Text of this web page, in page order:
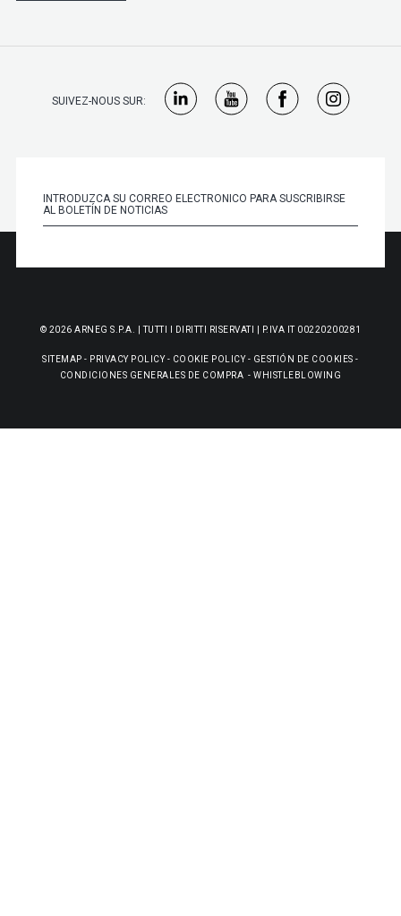
SUIVEZ-NOUS SUR:
© 2026 ARNEG S.P.A. | TUTTI I DIRITTI RISERVATI | P.IVA IT 00220200281
SITEMAP - PRIVACY POLICY- COOKIE POLICY- GESTIÓN DE COOKIES -
CONDICIONES GENERALES DE COMPRA -WHISTLEBLOWING